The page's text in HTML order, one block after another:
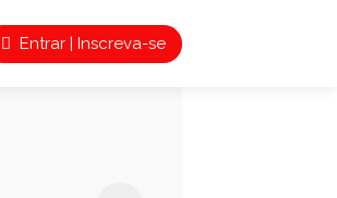
Entrar | Inscreva-se